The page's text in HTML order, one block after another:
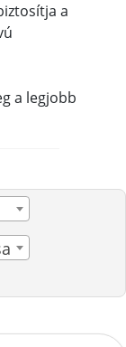
a
a legjobb